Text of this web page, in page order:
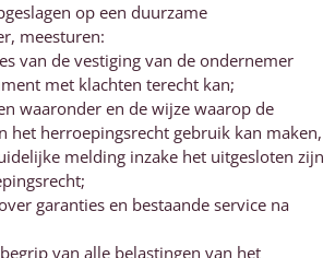
op een duurzame
meesturen:
van de vestiging van de ondernemer
met klachten terecht kan;
waaronder en de wijze waarop de
het herroepingsrecht gebruik kan maken,
melding inzake het uitgesloten zijn
garanties en bestaande service na
van alle belastingen van het